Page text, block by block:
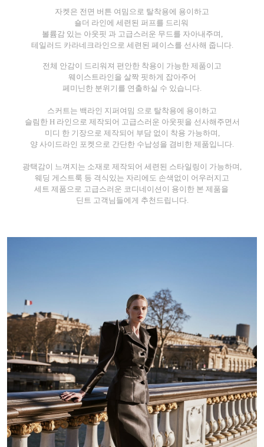
자켓은 전면 버튼 여밈으로 탈착용에 용이하고
숄더 라인에 세련된 퍼프를 드리워
볼륨감 있는 아웃핏 과 고급스러운 무드를 자아내주며,
테일러드 카라네크라인으로 세련된 페이스를 선사해 줍니다.
전체 안감이 드리워져 편안한 착용이 가능한 제품이고
웨이스트라인을 살짝 핏하게 잡아주어
페미닌한 분위기를 연출하실 수 있습니다.
스커트는 백라인 지퍼여밈 으로 탈착용에 용이하고
슬림한 H 라인으로 제작되어 고급스러운 아웃핏을 선사해주면서
미디 한 기장으로 제작되어 부담 없이 착용 가능하며,
양 사이드라인 포켓으로 간단한 수납성을 겸비한 제품입니다.
광택감이 느껴지는 소재로 제작되어 세련된 스타일링이 가능하며,
웨딩 게스트룩 등 격식있는 자리에도 손색없이 어우러지고
세트 제품으로 고급스러운 코디네이션이
용이한 본 제품을
딘트 고객님들에게 추천드립니다.